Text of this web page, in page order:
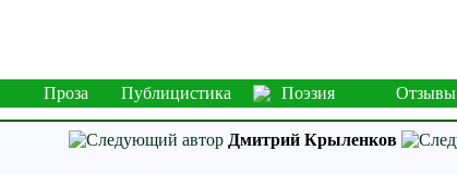
Проза Публицистика Поэзия Отзывы
Дмитрий Крыленков